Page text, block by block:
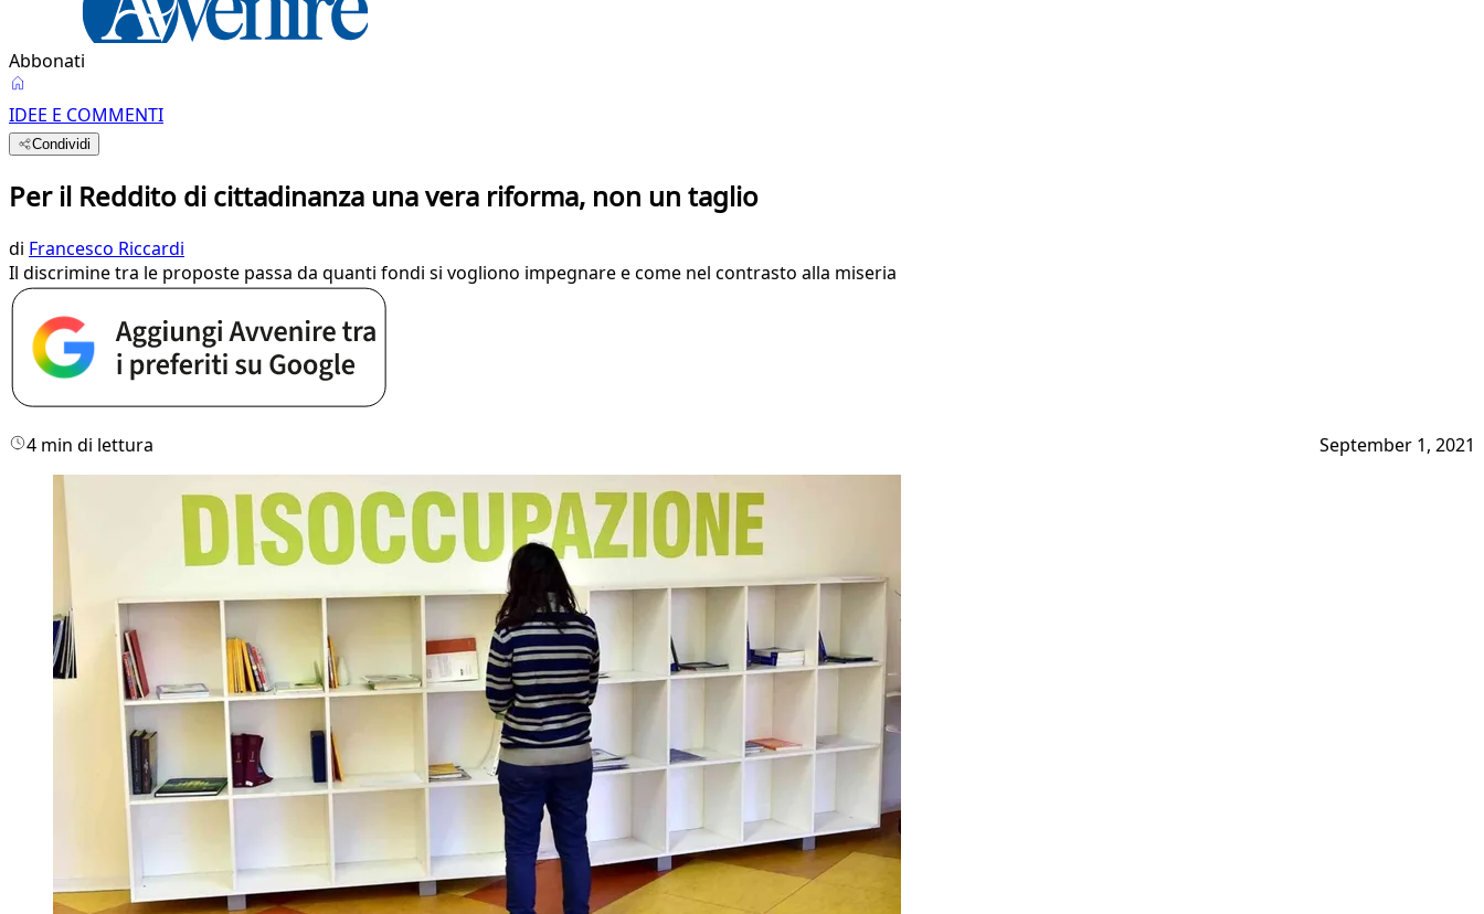
Abbonati
IDEE E COMMENTI
Condividi
Per il Reddito di cittadinanza una vera riforma, non un taglio
di Francesco Riccardi
Il discrimine tra le proposte passa da quanti fondi si vogliono impegnare e come nel contrasto alla miseria
4 min di lettura September 1, 2021